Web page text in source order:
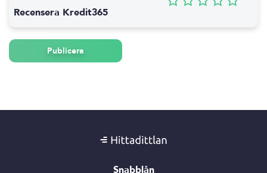
Recensera Kredit365
Publicera
Snabblån